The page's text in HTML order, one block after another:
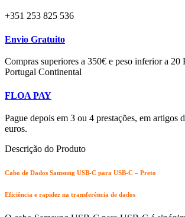
+351 253 825 536
Envio Gratuito
Compras superiores a 350€ e peso inferior a 20
Portugal Continental
FLOA PAY
Pague depois em 3 ou 4 prestações, em artigos
euros.
Descrição do Produto
Cabo de Dados Samsung USB-C para USB-C – Preto
Eficiência e rapidez na transferência de dados